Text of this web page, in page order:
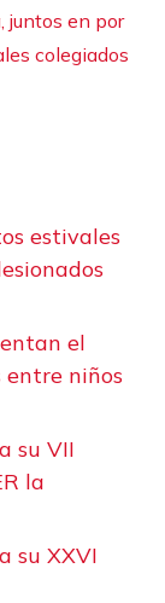
juntos en por
colegiados
estivales
el
entre niños
su VII
la
su XXVI